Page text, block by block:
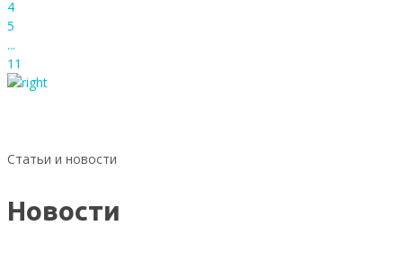
4
5
...
11
Статьи и новости
Новости